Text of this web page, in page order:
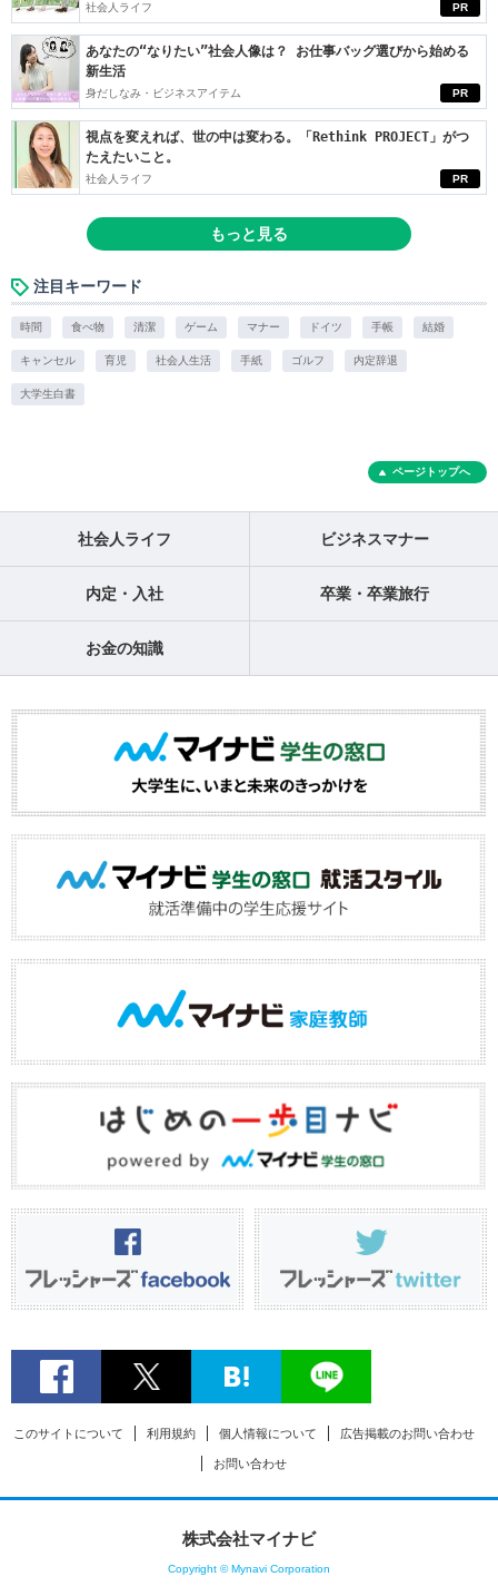
PR
社会人ライフ
PR
あなたの“なりたい”社会人像は？ お仕事バッグ選びから始める
新生活
身だしなみ・ビジネスアイテム
PR
視点を変えれば、世の中は変わる。「Rethink PROJECT」がつ
たえたいこと。
社会人ライフ
もっと見る
注目キーワード
時間 食べ物 清潔 ゲーム マナー ドイツ 手帳 結婚
キャンセル 育児 社会人生活 手紙 ゴルフ 内定辞退
大学生白書
ページトップへ
社会人ライフ ビジネスマナー
内定・入社 卒業・卒業旅行
お金の知識
このサイトについて 利用規約 個人情報について 広告掲載のお問い合わせ
お問い合わせ
株式会社マイナビ
Copyright © Mynavi Corporation